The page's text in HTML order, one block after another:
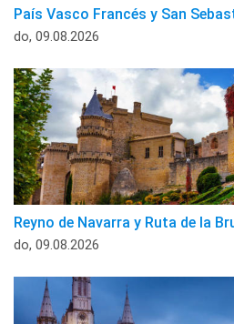
País Vasco Francés y San
do, 09.08.2026
Reyno de Navarra y Ruta de la
do, 09.08.2026